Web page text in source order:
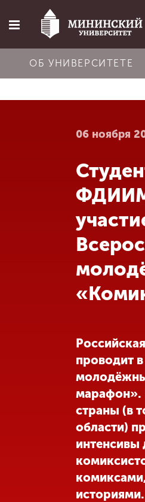
Главная
Об университете
Абитуриенту
Обучение
Международная
деятельность
Другие виды
Студенческая
Сведения об
образовательной
организации
ОБ УНИВЕРСИТЕТЕ
06 ноября
проводит
марафон».
страны (в
области)
интенсивы